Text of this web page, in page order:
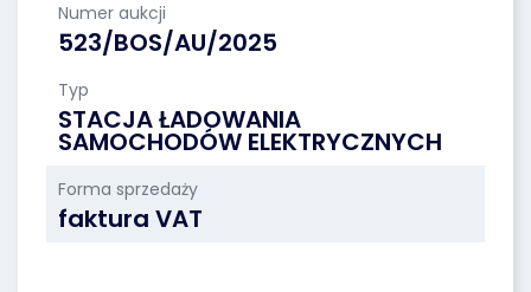
Numer aukcji
523/BOS/AU/2025
Typ
STACJA ŁADOWANIA
SAMOCHODÓW ELEKTRYCZNYCH
Forma sprzedaży
faktura VAT